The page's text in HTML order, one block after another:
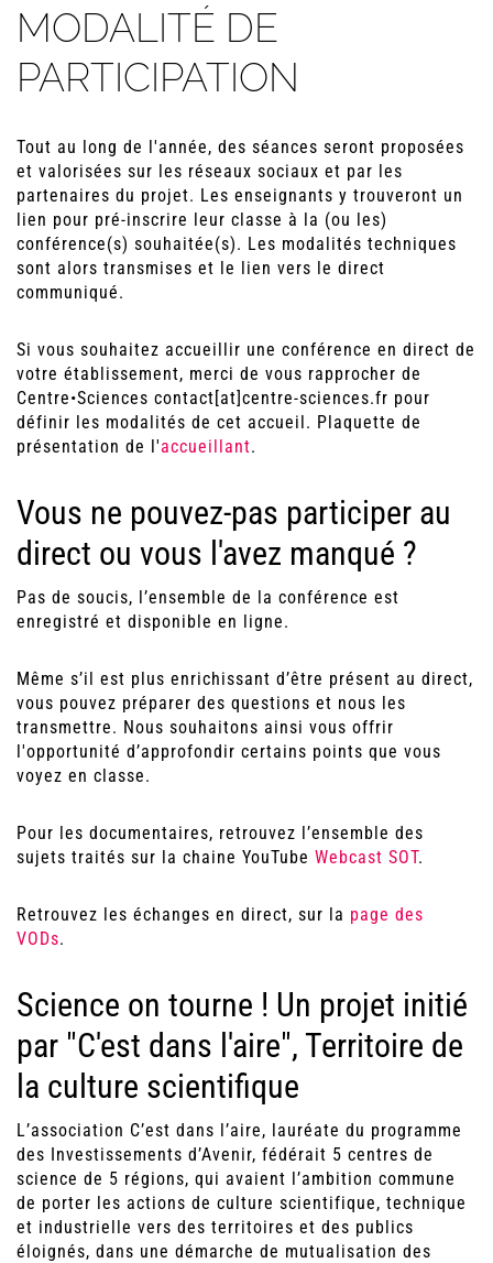
MODALITÉ DE
PARTICIPATION
Tout au long de l'année, des séances seront proposées
et valorisées sur les réseaux sociaux et par les
partenaires du projet. Les enseignants y trouveront un
lien pour pré-inscrire leur classe à la (ou les)
conférence(s) souhaitée(s). Les modalités techniques
sont alors transmises et le lien vers le direct
communiqué.
Si vous souhaitez accueillir une conférence en direct de
votre établissement, merci de vous rapprocher de
Centre•Sciences contact[at]centre-sciences.fr pour
définir les modalités de cet accueil. Plaquette de
présentation de l'accueillant.
Vous ne pouvez-pas participer au
direct ou vous l'avez manqué ?
Pas de soucis, l’ensemble de la conférence est
enregistré et disponible en ligne.
Même s’il est plus enrichissant d’être présent au direct,
vous pouvez préparer des questions et nous les
transmettre. Nous souhaitons ainsi vous offrir
l'opportunité d’approfondir certains points que vous
voyez en classe.
Pour les documentaires, retrouvez l’ensemble des
sujets traités sur la chaine YouTube Webcast SOT.
Retrouvez les échanges en direct, sur la page des
VODs.
Science on tourne ! Un projet initié
par "C'est dans l'aire", Territoire de
la culture scientifique
L’association C’est dans l’aire, lauréate du programme
des Investissements d’Avenir, fédérait 5 centres de
science de 5 régions, qui avaient l’ambition commune
de porter les actions de culture scientifique, technique
et industrielle vers des territoires et des publics
éloignés, dans une démarche de mutualisation des